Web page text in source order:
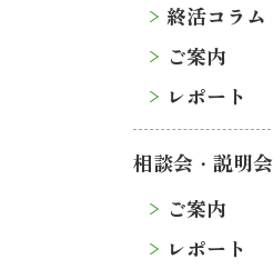
終活コラム
ご案内
レポート
相談会・説明会
ご案内
レポート